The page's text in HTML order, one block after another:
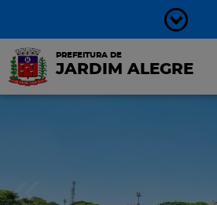
PREFEITURA DE
JARDIM ALEGRE